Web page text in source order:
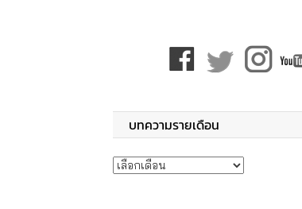
บทความรายเดือน
บทความรายเดือน